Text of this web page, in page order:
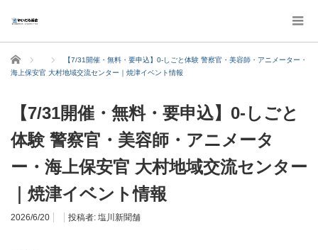
ホーム
【7/31開催・無料・要申込】0-しごと体験 警察官・美容師・アニメーター・
海上保安官 大村地域交流センター｜焼津イベント情報
【7/31開催・無料・要申込】0-しごと
体験 警察官・美容師・アニメータ
ー・海上保安官 大村地域交流センター
｜焼津イベント情報
2026/6/20 投稿者: 塩川新聞舗